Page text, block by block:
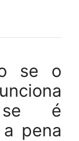
se o
se é
pena